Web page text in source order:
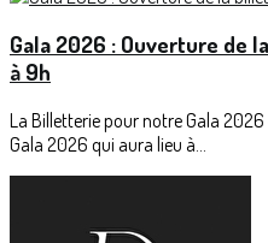
Gala 2026 : Ouverture de
à 9h
La Billetterie pour notre Gala
Gala 2026 qui aura lieu à...